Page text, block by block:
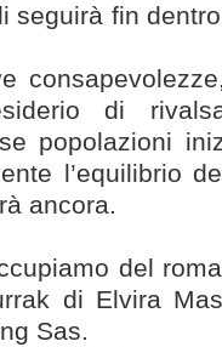
seguirà fin
di
popolazioni
l’equilibrio
ancora.
del
di Elvira
Sas.